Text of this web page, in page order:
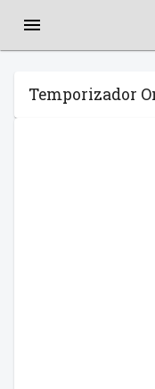
Temporizador